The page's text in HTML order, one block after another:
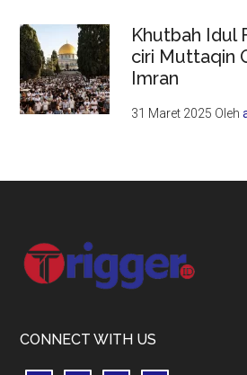
Khutbah Idul
ciri Muttaqin
Imran
31 Maret 2025 Oleh
Footer
CONNECT WITH US